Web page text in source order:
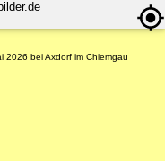
2026 bei Axdorf im Chiemgau